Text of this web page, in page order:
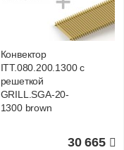
Конвектор
ITT.080.200.1300 с
решеткой
GRILL.SGA-20-
1300 brown
30 665